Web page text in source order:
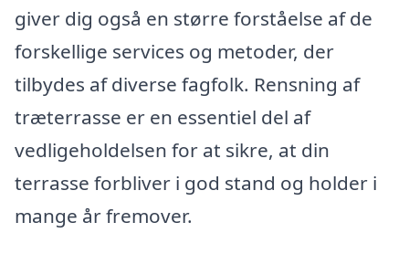
giver dig også en større forståelse af de
forskellige services og metoder, der
tilbydes af diverse fagfolk. Rensning af
træterrasse er en essentiel del af
vedligeholdelsen for at sikre, at din
terrasse forbliver i god stand og holder i
mange år fremover.